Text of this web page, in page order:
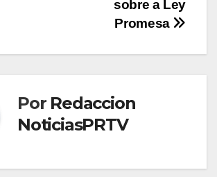
sobre a Ley
Promesa
Por Redaccion
NoticiasPRTV